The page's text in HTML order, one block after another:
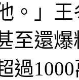
。」
至還
過